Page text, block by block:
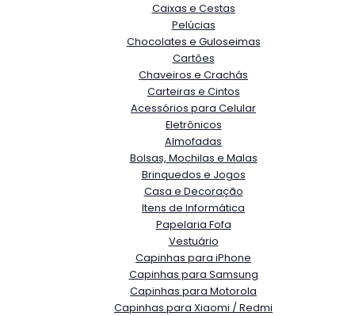
Caixas e Cestas
Pelúcias
Chocolates e Guloseimas
Cartões
Chaveiros e Crachás
Carteiras e Cintos
Acessórios para Celular
Eletrônicos
Almofadas
Bolsas, Mochilas e Malas
Brinquedos e Jogos
Casa e Decoração
Itens de Informática
Papelaria Fofa
Vestuário
Capinhas para iPhone
Capinhas para Samsung
Capinhas para Motorola
Capinhas para Xiaomi / Redmi